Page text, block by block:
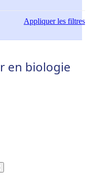
Appliquerles filtres
en biologie